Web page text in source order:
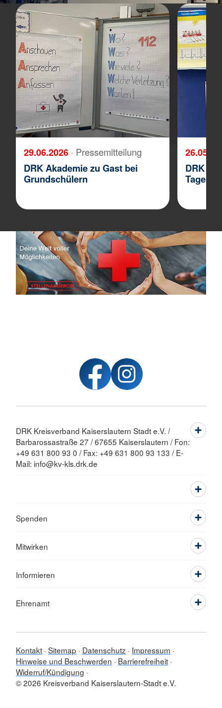
29.06.2026 · Pressemitteilung
DRK Akademie zu Gast bei
Grundschülern
DRK
Tage
DRK Kreisverband Kaiserslautern Stadt e.V. /
Barbarossastraße 27 / 67655 Kaiserslautern / Fon:
+49 631 800 93 0 / Fax: +49 631 800 93 133 / E-
Mail: info@kv-kls.drk.de
Spenden
Mitwirken
Informieren
Ehrenamt
Kontakt Sitemap Datenschutz
Impressum
Hinweise und Beschwerden
Barrierefreiheit
Widerruf/Kündigung
© 2026 Kreisverband Kaiserslautern-Stadt e.V.